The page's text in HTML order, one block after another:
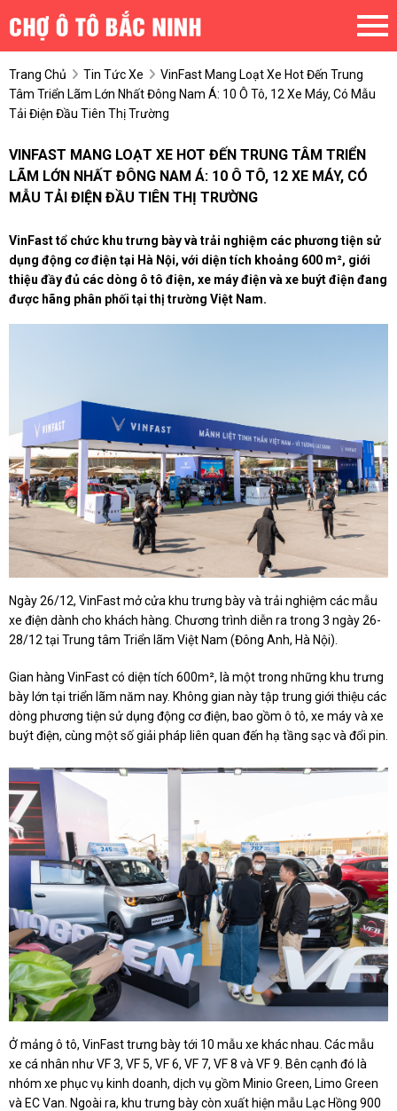
Trang Chủ Tin Tức Xe
VinFast Mang Loạt Xe Hot Đến Trung
Tâm Triển Lãm Lớn Nhất Đông Nam Á: 10 Ô Tô, 12 Xe Máy, Có Mẫu
Tải Điện Đầu Tiên Thị Trường
VINFAST MANG LOẠT XE HOT ĐẾN TRUNG TÂM TRIỂN
LÃM LỚN NHẤT ĐÔNG NAM Á: 10 Ô TÔ, 12 XE MÁY, CÓ
MẪU TẢI ĐIỆN ĐẦU TIÊN THỊ TRƯỜNG
VinFast tổ chức khu trưng bày và trải nghiệm các phương tiện sử
dụng động cơ điện tại Hà Nội, với diện tích khoảng 600 m², giới
thiệu đầy đủ các dòng ô tô điện, xe máy điện và xe buýt điện đang
được hãng phân phối tại thị trường Việt Nam.
Ngày 26/12, VinFast mở cửa khu trưng bày và trải nghiệm các mẫu
xe điện dành cho khách hàng. Chương trình diễn ra trong 3 ngày 26-
28/12 tại Trung tâm Triển lãm Việt Nam (Đông Anh, Hà Nội).
Gian hàng VinFast có diện tích 600m², là một trong những khu trưng
bày lớn tại triển lãm năm nay. Không gian này tập trung giới thiệu các
dòng phương tiện sử dụng động cơ điện, bao gồm ô tô, xe máy và xe
buýt điện, cùng một số giải pháp liên quan đến hạ tầng sạc và đổi pin.
Ở mảng ô tô, VinFast trưng bày tới 10 mẫu xe khác nhau. Các mẫu
xe cá nhân như VF 3, VF 5, VF 6, VF 7, VF 8 và VF 9. Bên cạnh đó là
nhóm xe phục vụ kinh doanh, dịch vụ gồm Minio Green, Limo Green
và EC Van. Ngoài ra, khu trưng bày còn xuất hiện mẫu Lạc Hồng 900